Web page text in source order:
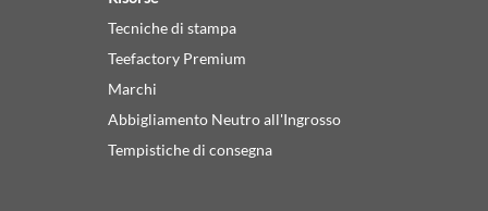
Tecniche di stampa
Teefactory Premium
Marchi
Abbigliamento Neutro all'Ingrosso
Tempistiche di consegna